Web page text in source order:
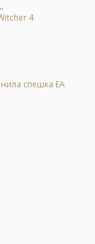
4
спешка EA